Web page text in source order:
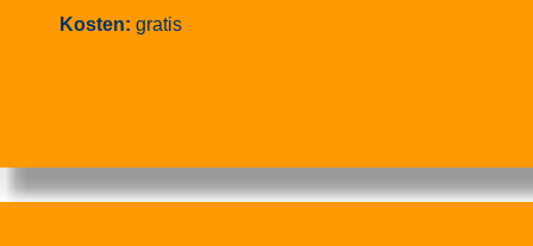
Kosten: gratis